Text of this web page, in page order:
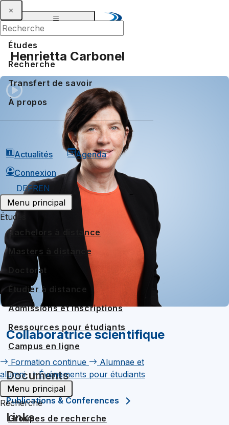
Études
Recherche
Transfert de savoir
À propos
Actualités
Agenda
Connexion
DEFREN
Menu principal
Études
Bachelors à distance
Masters à distance
Doctorat
Étudier à distance
Admissions et inscriptions
Ressources pour étudiants
Campus en ligne
Formation continue
Alumnae et
alumni
Événements pour étudiants
Menu principal
Recherche
Groupes de recherche
Henrietta Carbonel
Collaboratrice scientifique
Documents
Publications & Conferences
Links